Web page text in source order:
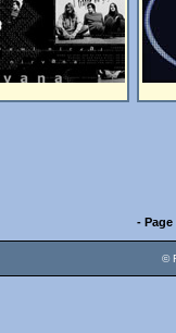
- Page
©